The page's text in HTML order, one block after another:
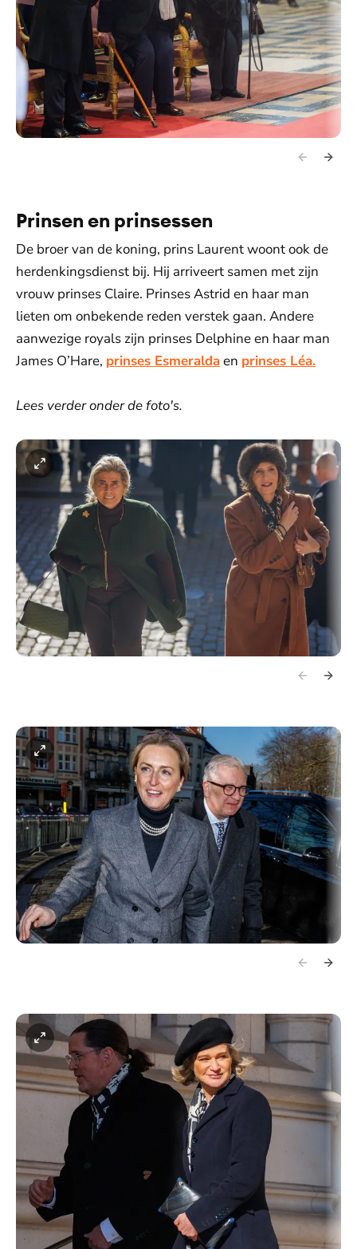
Prinsen en prinsessen
De broer van de koning, prins Laurent woont ook de
herdenkingsdienst bij. Hij arriveert samen met zijn
vrouw prinses Claire. Prinses Astrid en haar man
lieten om onbekende reden verstek gaan. Andere
aanwezige royals zijn prinses Delphine en haar man
James O’Hare, prinses Esmeraldaen prinses Léa.
Lees verder onder de foto's.